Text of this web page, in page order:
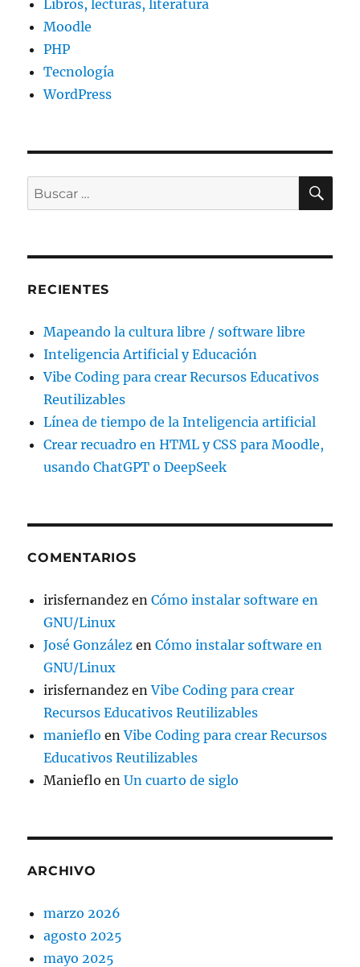
Libros, lecturas, literatura
Moodle
PHP
Tecnología
WordPress
Buscar
por:
RECIENTES
Mapeando la cultura libre / software libre
Inteligencia Artificial y Educación
Vibe Coding para crear Recursos Educativos
Reutilizables
Línea de tiempo de la Inteligencia artificial
Crear recuadro en HTML y CSS para Moodle,
usando ChatGPT o DeepSeek
COMENTARIOS
irisfernandez enCómo instalar software en
GNU/Linux
José González enCómo instalar software en
GNU/Linux
irisfernandez enVibe Coding para crear
Recursos Educativos Reutilizables
manieflo enVibe Coding para crear Recursos
Educativos Reutilizables
Manieflo enUn cuarto de siglo
ARCHIVO
marzo 2026
agosto 2025
mayo 2025